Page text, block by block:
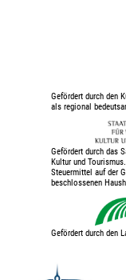
Gefördert durch den
als regional
Gefördert durch das
Kultur und
Steuermittel auf der
beschlossenen
Gefördert durch den